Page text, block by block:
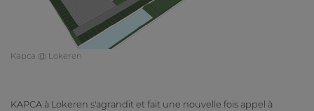
Kapca @ Lokeren
KAPCA à Lokeren s'agrandit et fait une nouvelle fois appel à